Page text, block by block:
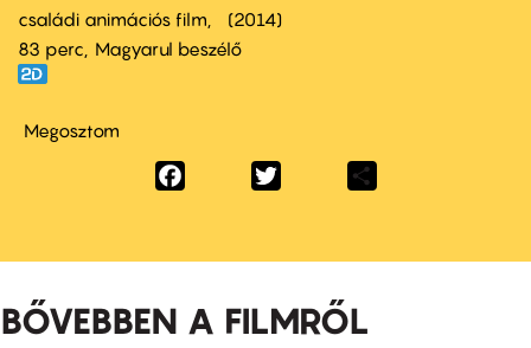
családi animációs film
2014
83 perc,
Magyarul beszélő
Megosztom
Facebook
BŐVEBBEN A FILMRŐL